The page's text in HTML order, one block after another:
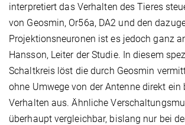
interpretiert das Verhalten des Tieres
von Geosmin, Or56a, DA2 und den
Projektionsneuronen ist es jedoch ganz
Hansson, Leiter der Studie. In diesem
Schaltkreis löst die durch Geosmin
ohne Umwege von der Antenne direkt ein
Verhalten aus. Ähnliche
überhaupt vergleichbar, bislang nur bei